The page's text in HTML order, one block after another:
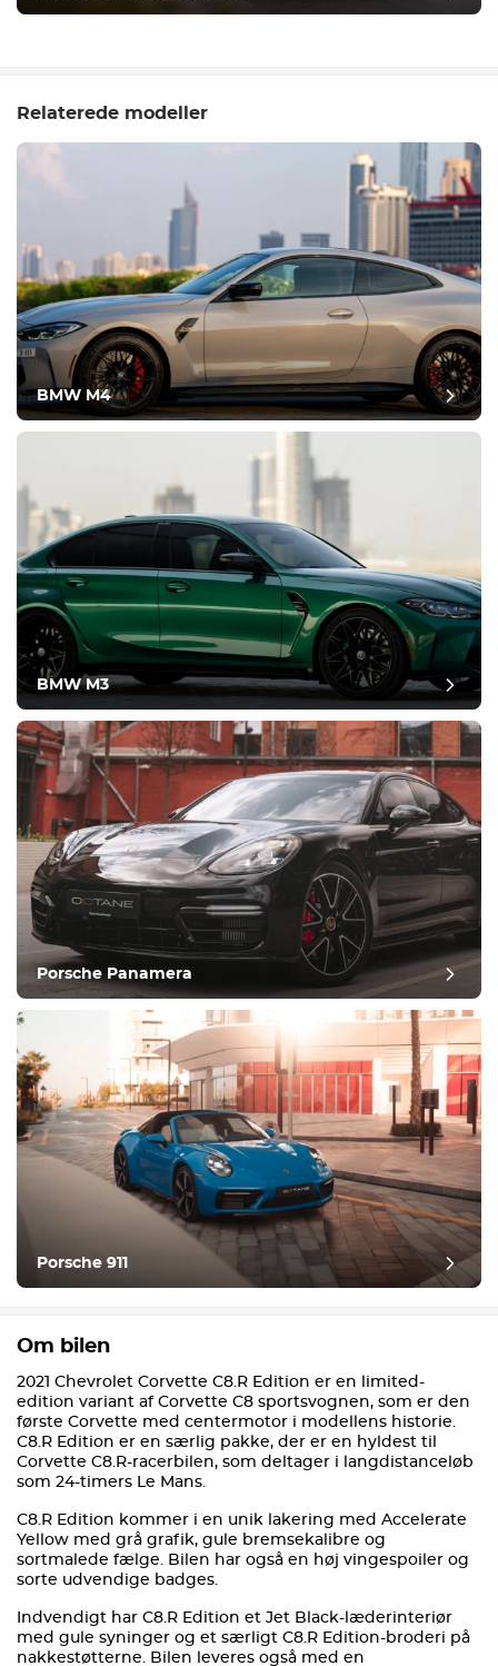
Relaterede modeller
BMW M4
BMW M3
Porsche Panamera
Porsche 911
Om bilen
2021 Chevrolet Corvette C8.R Edition er en limited-
edition variant af Corvette C8 sportsvognen, som er den
første Corvette med centermotor i modellens historie.
C8.R Edition er en særlig pakke, der er en hyldest til
Corvette C8.R-racerbilen, som deltager i langdistanceløb
som 24-timers Le Mans.
C8.R Edition kommer i en unik lakering med Accelerate
Yellow med grå grafik, gule bremsekalibre og
sortmalede fælge. Bilen har også en høj vingespoiler og
sorte udvendige badges.
Indvendigt har C8.R Edition et Jet Black-læderinteriør
med gule syninger og et særligt C8.R Edition-broderi på
nakkestøtterne. Bilen leveres også med en